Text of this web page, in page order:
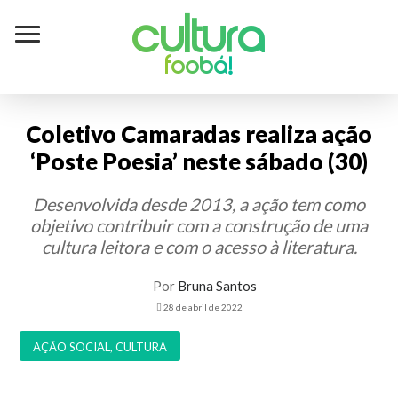
Cultura
foobá!
Coletivo Camaradas realiza ação
‘Poste Poesia’ neste sábado (30)
Desenvolvida desde 2013, a ação tem como
objetivo contribuir com a construção de uma
cultura leitora e com o acesso à literatura.
Por Bruna Santos
28 de abril de 2022
AÇÃO SOCIAL,CULTURA